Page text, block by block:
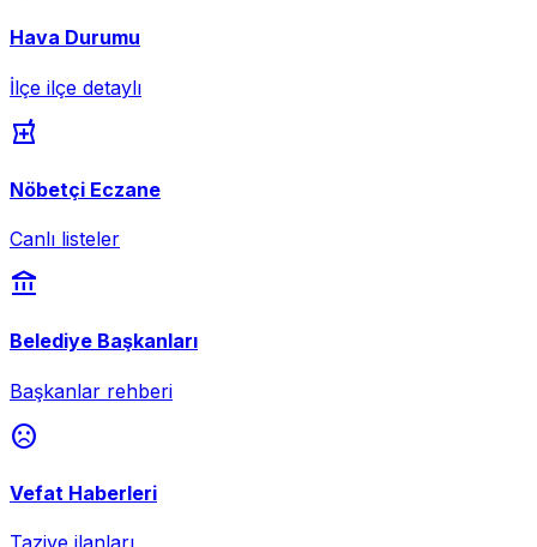
Hava Durumu
İlçe ilçe detaylı
local_pharmacy
Nöbetçi Eczane
Canlı listeler
account_balance
Belediye Başkanları
Başkanlar rehberi
sentiment_dissatisfied
Vefat Haberleri